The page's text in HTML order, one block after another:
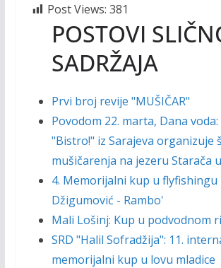
Post Views: 381
POSTOVI
SADRŽAJA
Prvi broj revije "MUŠIČAR"
Povodom 22. marta, Dana
"Bistro!" iz Sarajeva organizuje
mušičarenja na jezeru Starača
4. Memorijalni kup u flyfishingu
Džigumović - Rambo'
Mali Lošinj: Kup u podvodnom
SRD "Halil Sofradžija": 11.
memorijalni kup u lovu mladice